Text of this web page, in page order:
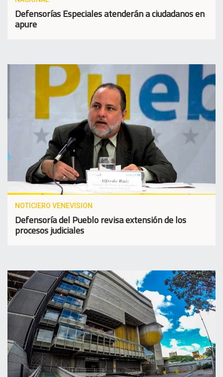
Defensorías Especiales atenderán a ciudadanos en
apure
NOTICIERO VENEVISION
Defensoría del Pueblo revisa extensión de los
procesos judiciales